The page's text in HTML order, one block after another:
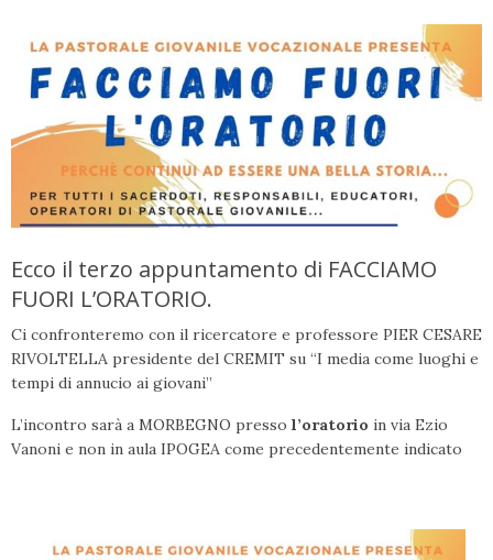
Ecco il terzo appuntamento di FACCIAMO
FUORI L’ORATORIO.
Ci confronteremo con il ricercatore e professore PIER CESARE
RIVOLTELLA presidente del CREMIT su “I media come luoghi e
tempi di annucio ai giovani”
L’incontro sarà a MORBEGNO presso l’oratorio in via Ezio
Vanoni e non in aula IPOGEA come precedentemente indicato